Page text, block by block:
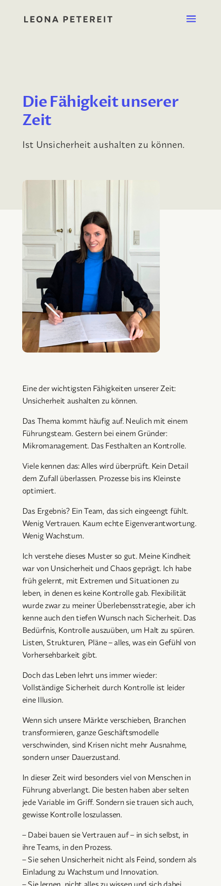
Die Fähigkeit unserer
Zeit
Ist Unsicherheit aushalten zu können.
Eine der wichtigsten Fähigkeiten unserer Zeit:
Unsicherheit aushalten zu können.
Das Thema kommt häufig auf. Neulich mit einem
Führungsteam. Gestern bei einem Gründer:
Mikromanagement. Das Festhalten an Kontrolle.
Viele kennen das: Alles wird überprüft. Kein Detail
dem Zufall überlassen. Prozesse bis ins Kleinste
optimiert.
Das Ergebnis? Ein Team, das sich eingeengt fühlt.
Wenig Vertrauen. Kaum echte Eigenverantwortung.
Wenig Wachstum.
Ich verstehe dieses Muster so gut. Meine Kindheit
war von Unsicherheit und Chaos geprägt. Ich habe
früh gelernt, mit Extremen und Situationen zu
leben, in denen es keine Kontrolle gab. Flexibilität
wurde zwar zu meiner Überlebensstrategie, aber ich
kenne auch den tiefen Wunsch nach Sicherheit. Das
Bedürfnis, Kontrolle auszuüben, um Halt zu spüren.
Listen, Strukturen, Pläne – alles, was ein Gefühl von
Vorhersehbarkeit gibt.
Doch das Leben lehrt uns immer wieder:
Vollständige Sicherheit durch Kontrolle ist leider
eine Illusion.
Wenn sich unsere Märkte verschieben, Branchen
transformieren, ganze Geschäftsmodelle
verschwinden, sind Krisen nicht mehr Ausnahme,
sondern unser Dauerzustand.
In dieser Zeit wird besonders viel von Menschen in
Führung abverlangt. Die besten haben aber selten
jede Variable im Griff. Sondern sie trauen sich auch,
gewisse Kontrolle loszulassen.
– Dabei bauen sie Vertrauen auf – in sich selbst, in
ihre Teams, in den Prozess.
– Sie sehen Unsicherheit nicht als Feind, sondern als
Einladung zu Wachstum und Innovation.